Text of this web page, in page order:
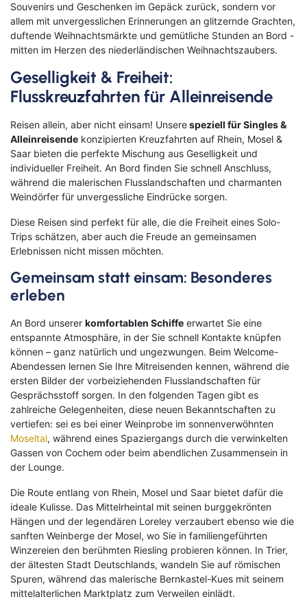
Souvenirs und Geschenken im Gepäck zurück, sondern vor
allem mit unvergesslichen Erinnerungen an glitzernde Grachten,
duftende Weihnachtsmärkte und gemütliche Stunden an Bord -
mitten im Herzen des niederländischen Weihnachtszaubers.
Geselligkeit & Freiheit:
Flusskreuzfahrten für Alleinreisende
Reisen allein, aber nicht einsam! Unserespeziell für Singles &
Alleinreisende konzipierten Kreuzfahrten auf Rhein, Mosel &
Saar bieten die perfekte Mischung aus Geselligkeit und
individueller Freiheit. An Bord finden Sie schnell Anschluss,
während die malerischen Flusslandschaften und charmanten
Weindörfer für unvergessliche Eindrücke sorgen.
Diese Reisen sind perfekt für alle, die die Freiheit eines Solo-
Trips schätzen, aber auch die Freude an gemeinsamen
Erlebnissen nicht missen möchten.
Gemeinsam statt einsam: Besonderes
erleben
An Bord unserer komfortablen Schiffe erwartet Sie eine
entspannte Atmosphäre, in der Sie schnell Kontakte knüpfen
können – ganz natürlich und ungezwungen. Beim Welcome-
Abendessen lernen Sie Ihre Mitreisenden kennen, während die
ersten Bilder der vorbeiziehenden Flusslandschaften für
Gesprächsstoff sorgen. In den folgenden Tagen gibt es
zahlreiche Gelegenheiten, diese neuen Bekanntschaften zu
vertiefen: sei es bei einer Weinprobe im sonnenverwöhnten
Moseltal, während eines Spaziergangs durch die verwinkelten
Gassen von Cochem oder beim abendlichen Zusammensein in
der Lounge.
Die Route entlang von Rhein, Mosel und Saar bietet dafür die
ideale Kulisse. Das Mittelrheintal mit seinen burggekrönten
Hängen und der legendären Loreley verzaubert ebenso wie die
sanften Weinberge der Mosel, wo Sie in familiengeführten
Winzereien den berühmten Riesling probieren können. In Trier,
der ältesten Stadt Deutschlands, wandeln Sie auf römischen
Spuren, während das malerische Bernkastel-Kues mit seinem
mittelalterlichen Marktplatz zum Verweilen einlädt.